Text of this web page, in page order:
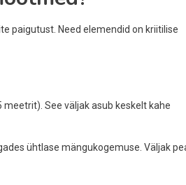
paigutust. Need elemendid on kriitilise
meetrit). See väljak asub keskelt kahe
ühtlase mängukogemuse. Väljak